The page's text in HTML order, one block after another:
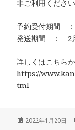
非ご利用ください
予約受付期間
発送期間 ： 2
詳しく
https://
tml
投
2022年1月20日